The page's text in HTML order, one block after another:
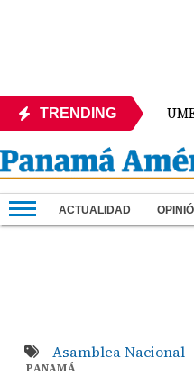
TRENDINGUMECIT cae
ACTUALIDAD
Asamblea Nacional
PANAMÁ